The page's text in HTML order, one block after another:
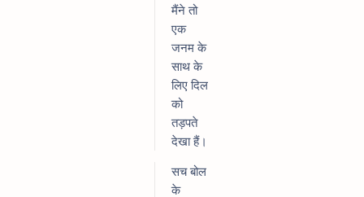
मैंने तो
एक
जनम के
साथ के
लिए दिल
को
तड़पते
देखा हैं।
सच बोल
के